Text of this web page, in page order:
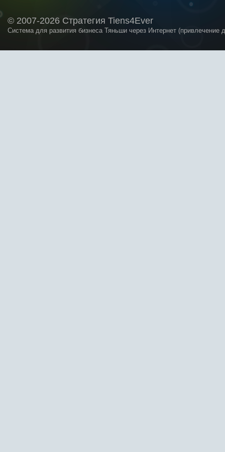
© 2007-2026 Стратегия Tiens4Ever
Система для развития бизнеса Тяньши через Интернет (привлечение